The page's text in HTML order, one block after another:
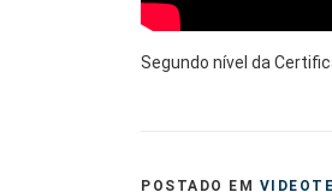
Segundo nível da
POSTADO EM